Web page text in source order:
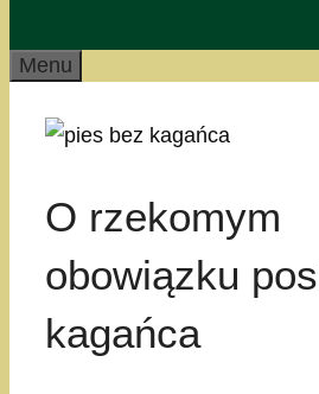
Menu
O rzekomym
obowiązku
kagańca